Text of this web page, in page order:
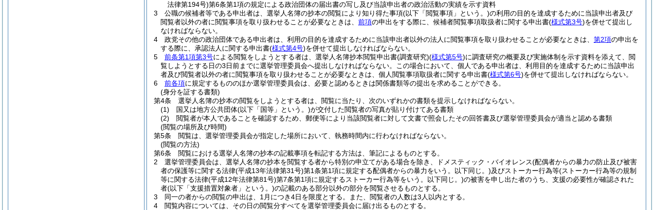
法律第194号)第6条第1項の規定による政治団体の届出書の写し及び当該申出者の政治活動の実績を示す資料
3
公職の候補者等である申出者は、選挙人名簿の抄本の閲覧により知り得た事項(以下「閲覧事項」という。)の利用の目的を達成するために当該申出者及び
閲覧者以外の者に閲覧事項を取り扱わせることが必要なときは、 前項の申出をする際に、候補者閲覧事項取扱者に関する申出書(様式第3号)を併せて提出し
なければならない。
4
政党その他の政治団体である申出者は、利用の目的を達成するために当該申出者以外の法人に閲覧事項を取り扱わせることが必要なときは、 第2項の申出を
する際に、承認法人に関する申出書(様式第4号)を併せて提出しなければならない。
5
前条第1項第3号による閲覧をしようとする者は、選挙人名簿抄本閲覧申出書(調査研究)(様式第5号)に調査研究の概要及び実施体制を示す資料を添えて、閲
覧しようとする日の3日前までに選挙管理委員会へ提出しなければならない。
この場合において、個人である申出者は、利用目的を達成するために当該申出
者及び閲覧者以外の者に閲覧事項を取り扱わせることが必要なときは、個人閲覧事項取扱者に関する申出書(様式第6号)を併せて提出しなければならない。
6
前各項に規定するもののほか選挙管理委員会は、必要と認めるときは関係書類等の提出を求めることができる。
(身分を証する書類)
第4条
選挙人名簿の抄本の閲覧をしようとする者は、閲覧に当たり、次のいずれかの書類を提示しなければならない。
(1)
国又は地方公共団体(以下「国等」という。)が交付した閲覧者の写真が貼り付けてある書類
(2)
閲覧者が本人であることを確認するため、郵便等により当該閲覧者に対して文書で照会したその回答書及び選挙管理委員会が適当と認める書類
(閲覧の場所及び時間)
第5条
閲覧は、選挙管理委員会が指定した場所において、執務時間内に行わなければならない。
(閲覧の方法)
第6条
閲覧における選挙人名簿の抄本の記載事項を転記する方法は、筆記によるものとする。
2
選挙管理委員会は、選挙人名簿の抄本を閲覧する者から特別の申立てがある場合を除き、ドメスティック・バイオレンス(配偶者からの暴力の防止及び被害
者の保護等に関する法律(平成13年法律第31号)第1条第1項に規定する配偶者からの暴力をいう。以下同じ。)及びストーカー行為等(ストーカー行為等の規制
等に関する法律(平成12年法律第81号)第7条第1項に規定するストーカー行為等をいう。以下同じ。)の被害を申し出た者のうち、支援の必要性が確認された
者(以下「支援措置対象者」という。)の記載のある部分以外の部分を閲覧させるものとする。
3
同一の者からの閲覧の申出は、1月につき4日を限度とする。
また、閲覧者の人数は3人以内とする。
4
閲覧内容については、その日の閲覧分すべてを選挙管理委員会に届け出るものとする。